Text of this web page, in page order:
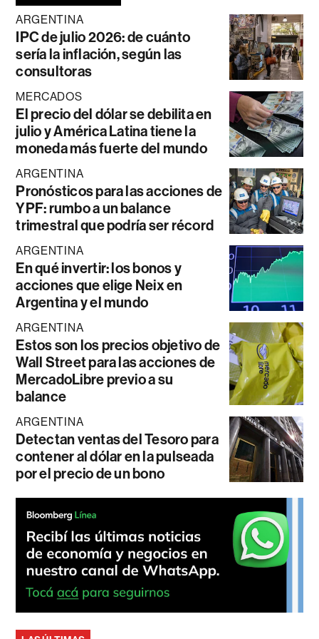
ARGENTINA
IPC de julio 2026: de cuánto
sería la inflación, según las
consultoras
MERCADOS
El precio del dólar se debilita en
julio y América Latina tiene la
moneda más fuerte del mundo
ARGENTINA
Pronósticos para las acciones de
YPF: rumbo a un balance
trimestral que podría ser récord
ARGENTINA
En qué invertir: los bonos y
acciones que elige Neix en
Argentina y el mundo
ARGENTINA
Estos son los precios objetivo de
Wall Street para las acciones de
MercadoLibre previo a su
balance
ARGENTINA
Detectan ventas del Tesoro para
contener al dólar en la pulseada
por el precio de un bono